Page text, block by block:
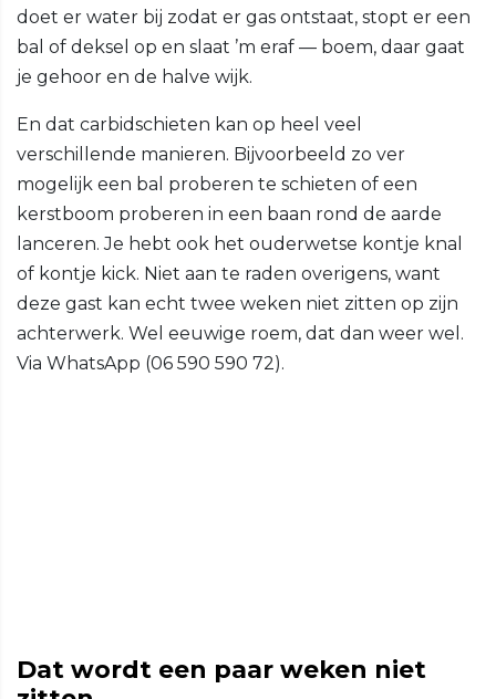
doet er water bij zodat er gas ontstaat, stopt er een
bal of deksel op en slaat ’m eraf — boem, daar gaat
je gehoor en de halve wijk.
En dat carbidschieten kan op heel veel
verschillende manieren. Bijvoorbeeld zo ver
mogelijk een bal proberen te schieten of een
kerstboom proberen in een baan rond de aarde
lanceren. Je hebt ook het ouderwetse kontje knal
of kontje kick. Niet aan te raden overigens, want
deze gast kan echt twee weken niet zitten op zijn
achterwerk. Wel eeuwige roem, dat dan weer wel.
Via WhatsApp (06 590 590 72).
Dat wordt een paar weken niet